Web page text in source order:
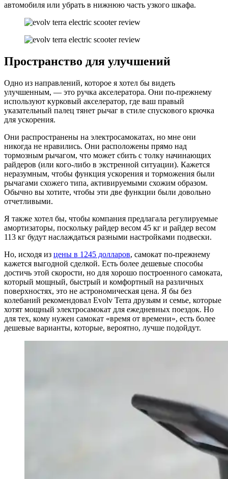
автомобиля или убрать в нижнюю часть узкого шкафа.
Пространство для улучшений
Одно из направлений, которое я хотел бы видеть
улучшенным, — это ручка акселератора. Они по-прежнему
используют курковый акселератор, где ваш правый
указательный палец тянет рычаг в стиле спускового крючка
для ускорения.
Они распространены на электросамокатах, но мне они
никогда не нравились. Они расположены прямо над
тормозным рычагом, что может сбить с толку начинающих
райдеров (или кого-либо в экстренной ситуации). Кажется
неразумным, чтобы функция ускорения и торможения были
рычагами схожего типа, активируемыми схожим образом.
Обычно вы хотите, чтобы эти две функции были довольно
отчетливыми.
Я также хотел бы, чтобы компания предлагала регулируемые
амортизаторы, поскольку райдер весом 45 кг и райдер весом
113 кг будут наслаждаться разными настройками подвески.
Но, исходя из цены в 1245 долларов, самокат по-прежнему
кажется выгодной сделкой. Есть более дешевые способы
достичь этой скорости, но для хорошо построенного самоката,
который мощный, быстрый и комфортный на различных
поверхностях, это не астрономическая цена. Я бы без
колебаний рекомендовал Evolv Terra друзьям и семье, которые
хотят мощный электросамокат для ежедневных поездок. Но
для тех, кому нужен самокат «время от времени», есть более
дешевые варианты, которые, вероятно, лучше подойдут.